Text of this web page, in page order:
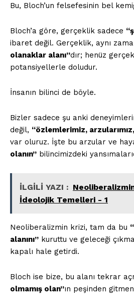
Kurumsal
Hakkımızda
İletişim
Hesabım
Künye
Planlar
İLGİLİ YAZI : ABD
Bu, Bloch’un felsefesinin bel
Bloch’a göre, gerçeklik sadece
ibaret değil. Gerçeklik, aynı
olanaklar alanı”dır; henüz
potansiyellerle doludur.
İnsanın bilinci de böyle.
Bizler sadece şu anki
değil, “özlemlerimiz,
var oluruz. İşte bu arzular ve
olanın” bilincimizdeki
İLGİLİ YAZI :
İdeolojik Temelleri - 1
Neoliberalizmin krizi, tam da bu
alanını” kuruttu ve geleceği
kapalı hale getirdi.
Bloch ise bize, bu alanı tekrar
olmamış olan”ın peşinden